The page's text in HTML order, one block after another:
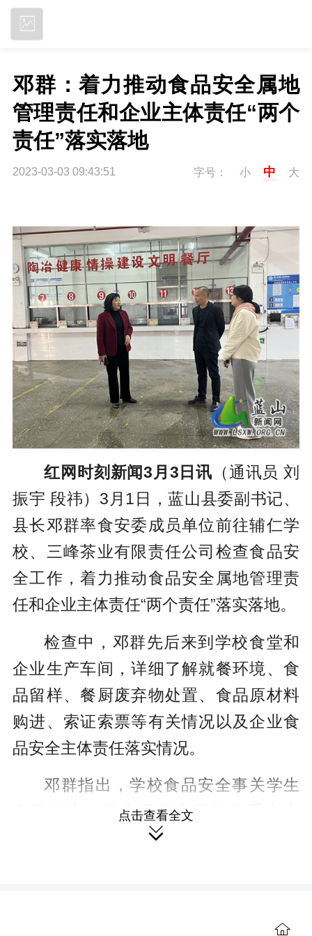
邓群：着力推动食品安全属地
管理责任和企业主体责任“两个
责任”落实落地
2023-03-03 09:43:51 字号： 小 中 大
红网时刻新闻3月3日讯 （通讯员 刘
振宇 段祎）3月1日，蓝山县委副书记、
县长邓群率食安委成员单位前往辅仁学
校、三峰茶业有限责任公司检查食品安
全工作，着力推动食品安全属地管理责
任和企业主体责任“两个责任”落实落地。
检查中，邓群先后来到学校食堂和
企业生产车间，详细了解就餐环境、食
品留样、餐厨废弃物处置、食品原材料
购进、索证索票等有关情况以及企业食
品安全主体责任落实情况。
邓群指出，学校食品安全事关学生
身体健康，是食品安全工作的重中之
重，学校要高度重视，进一步增强食品
点击查看全文
